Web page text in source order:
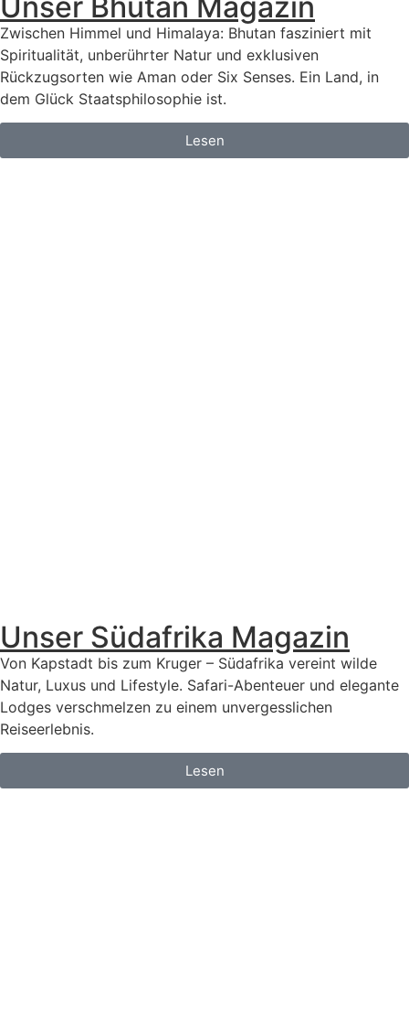
Zwischen Himmel und Himalaya: Bhutan fasziniert mit
Spiritualität, unberührter Natur und exklusiven
Rückzugsorten wie Aman oder Six Senses. Ein Land, in
dem Glück Staatsphilosophie ist.
Lesen
Unser Südafrika Magazin
Von Kapstadt bis zum Kruger – Südafrika vereint wilde
Natur, Luxus und Lifestyle. Safari-Abenteuer und elegante
Lodges verschmelzen zu einem unvergesslichen
Reiseerlebnis.
Lesen